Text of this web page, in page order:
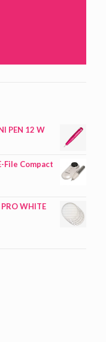
PEN 12 W
File Compact
WHITE